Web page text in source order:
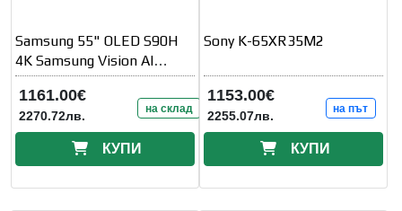
Samsung 55" OLED S90H
4K Samsung Vision AI
Smart TV (2026)
1161.00€
2270.72лв. на склад
КУПИ
Sony K-65XR35M2
1153.00€
2255.07лв. на път
КУПИ